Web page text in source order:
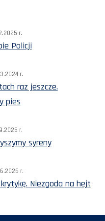
r.
Policji
r.
raz jeszcze.
pies
r.
syreny
r.
Niezgoda na hejt